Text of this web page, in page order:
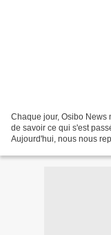
Chaque jour, Osibo News
de savoir ce qui s'est
Aujourd'hui, nous nous